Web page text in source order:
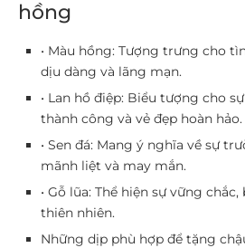
hồng
• Màu hồng: Tượng trưng cho
dịu dàng và lãng mạn.
• Lan hồ điệp: Biểu tượng cho
thành công và vẻ đẹp hoàn hảo.
• Sen đá: Mang ý nghĩa về sự
mãnh liệt và may mắn.
• Gỗ lũa: Thể hiện sự vững
thiên nhiên.
Những dịp phù hợp để tặng